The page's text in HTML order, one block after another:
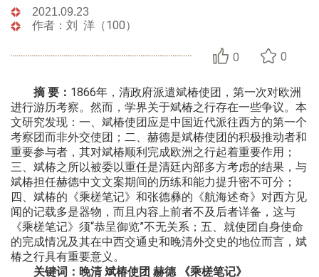
2021.09.23
作者：刘 洋（100）
0 0
摘 要： 1866年，清政府派遣斌椿使团，第一次对欧洲
进行游历考察。然而，学界关于斌椿之行存在一些争议。本
文研究发现：一、斌椿使团应是中国近代派往西方的第一个
考察团而非外交使团；二、赫德是斌椿使团的积极推动者和
重要参与者，其对斌椿顺利完成欧洲之行起着重要作用；
三、斌椿之所以被委以重任是清廷内部多方考虑的结果，与
斌椿担任赫德中文文案期间的历练和能力提升密不可分；
四、斌椿的《乘槎笔记》和张德彝的《航海述奇》对西方见
闻的记载多是器物，而且内容上前者不及后者详备，这与
《乘槎笔记》须“恭呈御览”不无关系；五、就使团自身使命
的完成情况及其在中西交通史和晚清外交史的地位而言，斌
椿之行具有重要意义。
关键词：晚清 斌椿使团 赫德 《乘槎笔记》